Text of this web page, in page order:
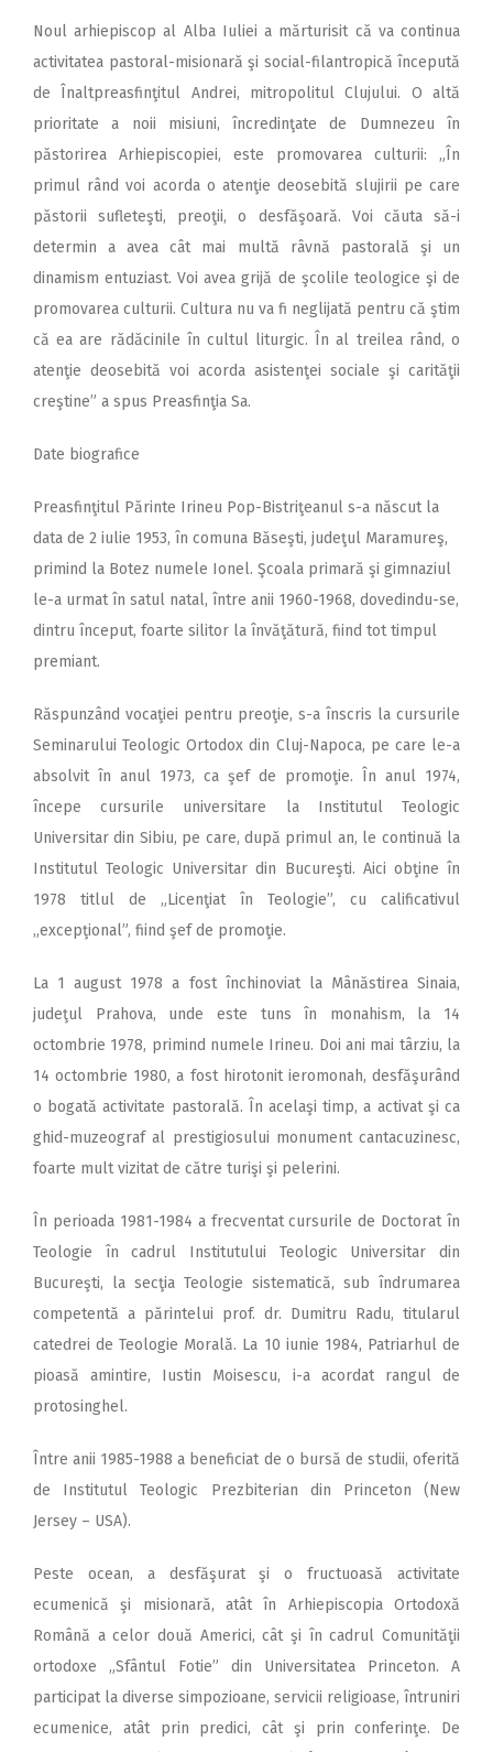
Noul arhiepiscop al Alba Iuliei a mărturisit că va continua
activitatea pastoral-misionară şi social-filantropică începută
de Înaltpreasfinţitul Andrei, mitropolitul Clujului. O altă
prioritate a noii misiuni, încredinţate de Dumnezeu în
păstorirea Arhiepiscopiei, este promovarea culturii: „În
primul rând voi acorda o atenţie deosebită slujirii pe care
păstorii sufleteşti, preoţii, o desfăşoară. Voi căuta să-i
determin a avea cât mai multă râvnă pastorală şi un
dinamism entuziast. Voi avea grijă de şcolile teologice şi de
promovarea culturii. Cultura nu va fi neglijată pentru că ştim
că ea are rădăcinile în cultul liturgic. În al treilea rând, o
atenţie deosebită voi acorda asistenţei sociale şi carităţii
creştine” a spus Preasfinţia Sa.
Date biografice
Preasfinţitul Părinte Irineu Pop-Bistriţeanul s-a născut la
data de 2 iulie 1953, în comuna Băseşti, judeţul Maramureş,
primind la Botez numele Ionel. Şcoala primară şi gimnaziul
le-a urmat în satul natal, între anii 1960-1968, dovedindu-se,
dintru început, foarte silitor la învăţătură, fiind tot timpul
premiant.
Răspunzând vocaţiei pentru preoţie, s-a înscris la cursurile
Seminarului Teologic Ortodox din Cluj-Napoca, pe care le-a
absolvit în anul 1973, ca şef de promoţie. În anul 1974,
începe cursurile universitare la Institutul Teologic
Universitar din Sibiu, pe care, după primul an, le continuă la
Institutul Teologic Universitar din Bucureşti. Aici obţine în
1978 titlul de „Licenţiat în Teologie”, cu calificativul
„excepţional”, fiind şef de promoţie.
La 1 august 1978 a fost închinoviat la Mânăstirea Sinaia,
judeţul Prahova, unde este tuns în monahism, la 14
octombrie 1978, primind numele Irineu. Doi ani mai târziu, la
14 octombrie 1980, a fost hirotonit ieromonah, desfăşurând
o bogată activitate pastorală. În acelaşi timp, a activat şi ca
ghid-muzeograf al prestigiosului monument cantacuzinesc,
foarte mult vizitat de către turişi şi pelerini.
În perioada 1981-1984 a frecventat cursurile de Doctorat în
Teologie în cadrul Institutului Teologic Universitar din
Bucureşti, la secţia Teologie sistematică, sub îndrumarea
competentă a părintelui prof. dr. Dumitru Radu, titularul
catedrei de Teologie Morală. La 10 iunie 1984, Patriarhul de
pioasă amintire, Iustin Moisescu, i-a acordat rangul de
protosinghel.
Între anii 1985-1988 a beneficiat de o bursă de studii, oferită
de Institutul Teologic Prezbiterian din Princeton (New
Jersey – USA).
Peste ocean, a desfăşurat şi o fructuoasă activitate
ecumenică şi misionară, atât în Arhiepiscopia Ortodoxă
Română a celor două Americi, cât şi în cadrul Comunităţii
ortodoxe „Sfântul Fotie” din Universitatea Princeton. A
participat la diverse simpozioane, servicii religioase, întruniri
ecumenice, atât prin predici, cât şi prin conferinţe. De